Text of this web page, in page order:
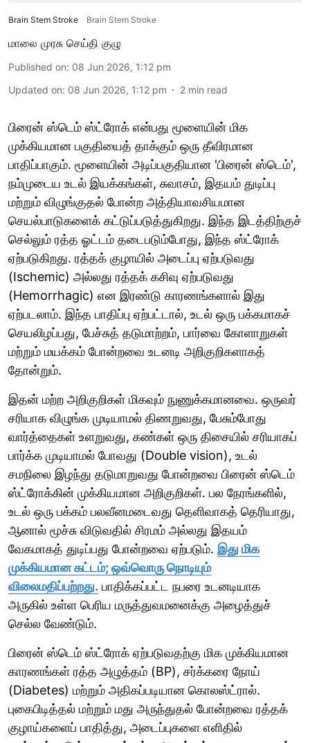
Brain Stem Stroke Brain Stem Stroke
மாலை முரசு செய்தி குழு
Published on: 08 Jun 2026, 1:12 pm
Updated on: 08 Jun 2026, 1:12 pm 2 min read
பிரைன் ஸ்டெம் ஸ்ட்ரோக் என்பது மூளையின் மிக
முக்கியமான பகுதியைத் தாக்கும் ஒரு தீவிரமான
பாதிப்பாகும். மூளையின் அடிப்பகுதியான 'பிரைன் ஸ்டெம்',
நம்முடைய உடல் இயக்கங்கள், சுவாசம், இதயம் துடிப்பு
மற்றும் விழுங்குதல் போன்ற அத்தியாவசியமான
செயல்பாடுகளைக் கட்டுப்படுத்துகிறது. இந்த இடத்திற்குச்
செல்லும் ரத்த ஓட்டம் தடைபடும்போது, இந்த ஸ்ட்ரோக்
ஏற்படுகிறது. ரத்தக் குழாயில் அடைப்பு ஏற்படுவது
(Ischemic) அல்லது ரத்தக் கசிவு ஏற்படுவது
(Hemorrhagic) என இரண்டு காரணங்களால் இது
ஏற்படலாம். இந்த பாதிப்பு ஏற்பட்டால், உடல் ஒரு பக்கமாகச்
செயலிழப்பது, பேச்சுத் தடுமாற்றம், பார்வை கோளாறுகள்
மற்றும் மயக்கம் போன்றவை உடனடி அறிகுறிகளாகத்
தோன்றும்.
இதன் மற்ற அறிகுறிகள் மிகவும் நுணுக்கமானவை. ஒருவர்
சரியாக விழுங்க முடியாமல் திணறுவது, பேசும்போது
வார்த்தைகள் உளறுவது, கண்கள் ஒரு திசையில் சரியாகப்
பார்க்க முடியாமல் போவது (Double vision), உடல்
சமநிலை இழந்து தடுமாறுவது போன்றவை பிரைன் ஸ்டெம்
ஸ்ட்ரோக்கின் முக்கியமான அறிகுறிகள். பல நேரங்களில்,
உடல் ஒரு பக்கம் பலவீனமடைவது தெளிவாகத் தெரியாது,
ஆனால் மூச்சு விடுவதில் சிரமம் அல்லது இதயம்
வேகமாகத் துடிப்பது போன்றவை ஏற்படும். இது மிக
முக்கியமான கட்டம்; ஒவ்வொரு நொடியும்
விலைமதிப்பற்றது. பாதிக்கப்பட்ட நபரை உடனடியாக
அருகில் உள்ள பெரிய மருத்துவமனைக்கு அழைத்துச்
செல்ல வேண்டும்.
பிரைன் ஸ்டெம் ஸ்ட்ரோக் ஏற்படுவதற்கு மிக முக்கியமான
காரணங்கள் ரத்த அழுத்தம் (BP), சர்க்கரை நோய்
(Diabetes) மற்றும் அதிகப்படியான கொலஸ்ட்ரால்.
புகைபிடித்தல் மற்றும் மது அருந்துதல் போன்றவை ரத்தக்
குழாய்களைப் பாதித்து, அடைப்புகளை எளிதில்